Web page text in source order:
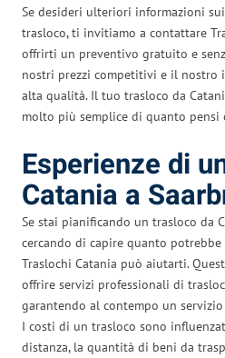
Se desideri ulteriori informazioni
trasloco, ti invitiamo a contattare
offrirti un preventivo gratuito e
nostri prezzi competitivi e il nostro
alta qualità. Il tuo trasloco da
molto più semplice di quanto pensi
Esperienze di
Catania a
Se stai pianificando un trasloco da
cercando di capire quanto potrebbe
Traslochi Catania può aiutarti.
offrire servizi professionali di
garantendo al contempo un
I costi di un trasloco sono
distanza, la quantità di beni da